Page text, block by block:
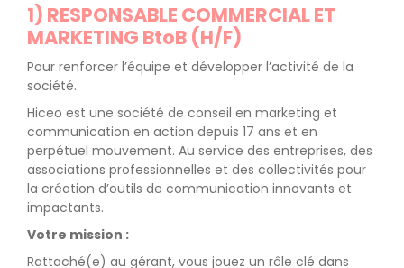
1) RESPONSABLE COMMERCIAL ET
MARKETING BtoB (H/F)
Pour renforcer l’équipe et développer l’activité de la
société.
Hiceo est une société de conseil en marketing et
communication en action depuis 17 ans et en
perpétuel mouvement. Au service des entreprises, des
associations professionnelles et des collectivités pour
la création d’outils de communication innovants et
impactants.
Votre mission :
Rattaché(e) au gérant, vous jouez un rôle clé dans